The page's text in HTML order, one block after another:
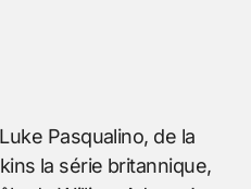
Pasqualino, de la
la série britannique,